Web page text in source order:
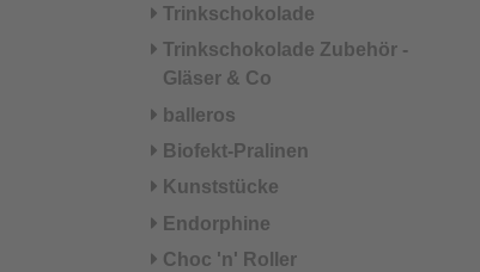
Trinkschokolade
Trinkschokolade Zubehör -
Gläser & Co
balleros
Biofekt-Pralinen
Kunststücke
Endorphine
Choc 'n' Roller